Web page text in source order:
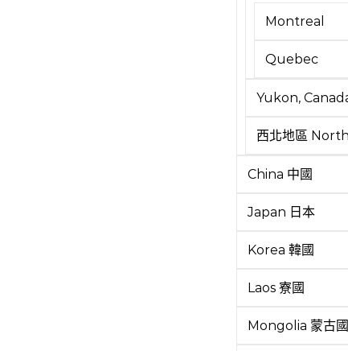
Montreal
Quebec
Yukon,
西北地區
China 中國
Japan 日本
Korea 韓國
Laos 寮國
Mongolia 蒙古國